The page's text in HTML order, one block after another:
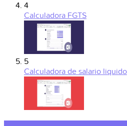
4
Calculadora FGTS
5
Calculadora de salario liquido